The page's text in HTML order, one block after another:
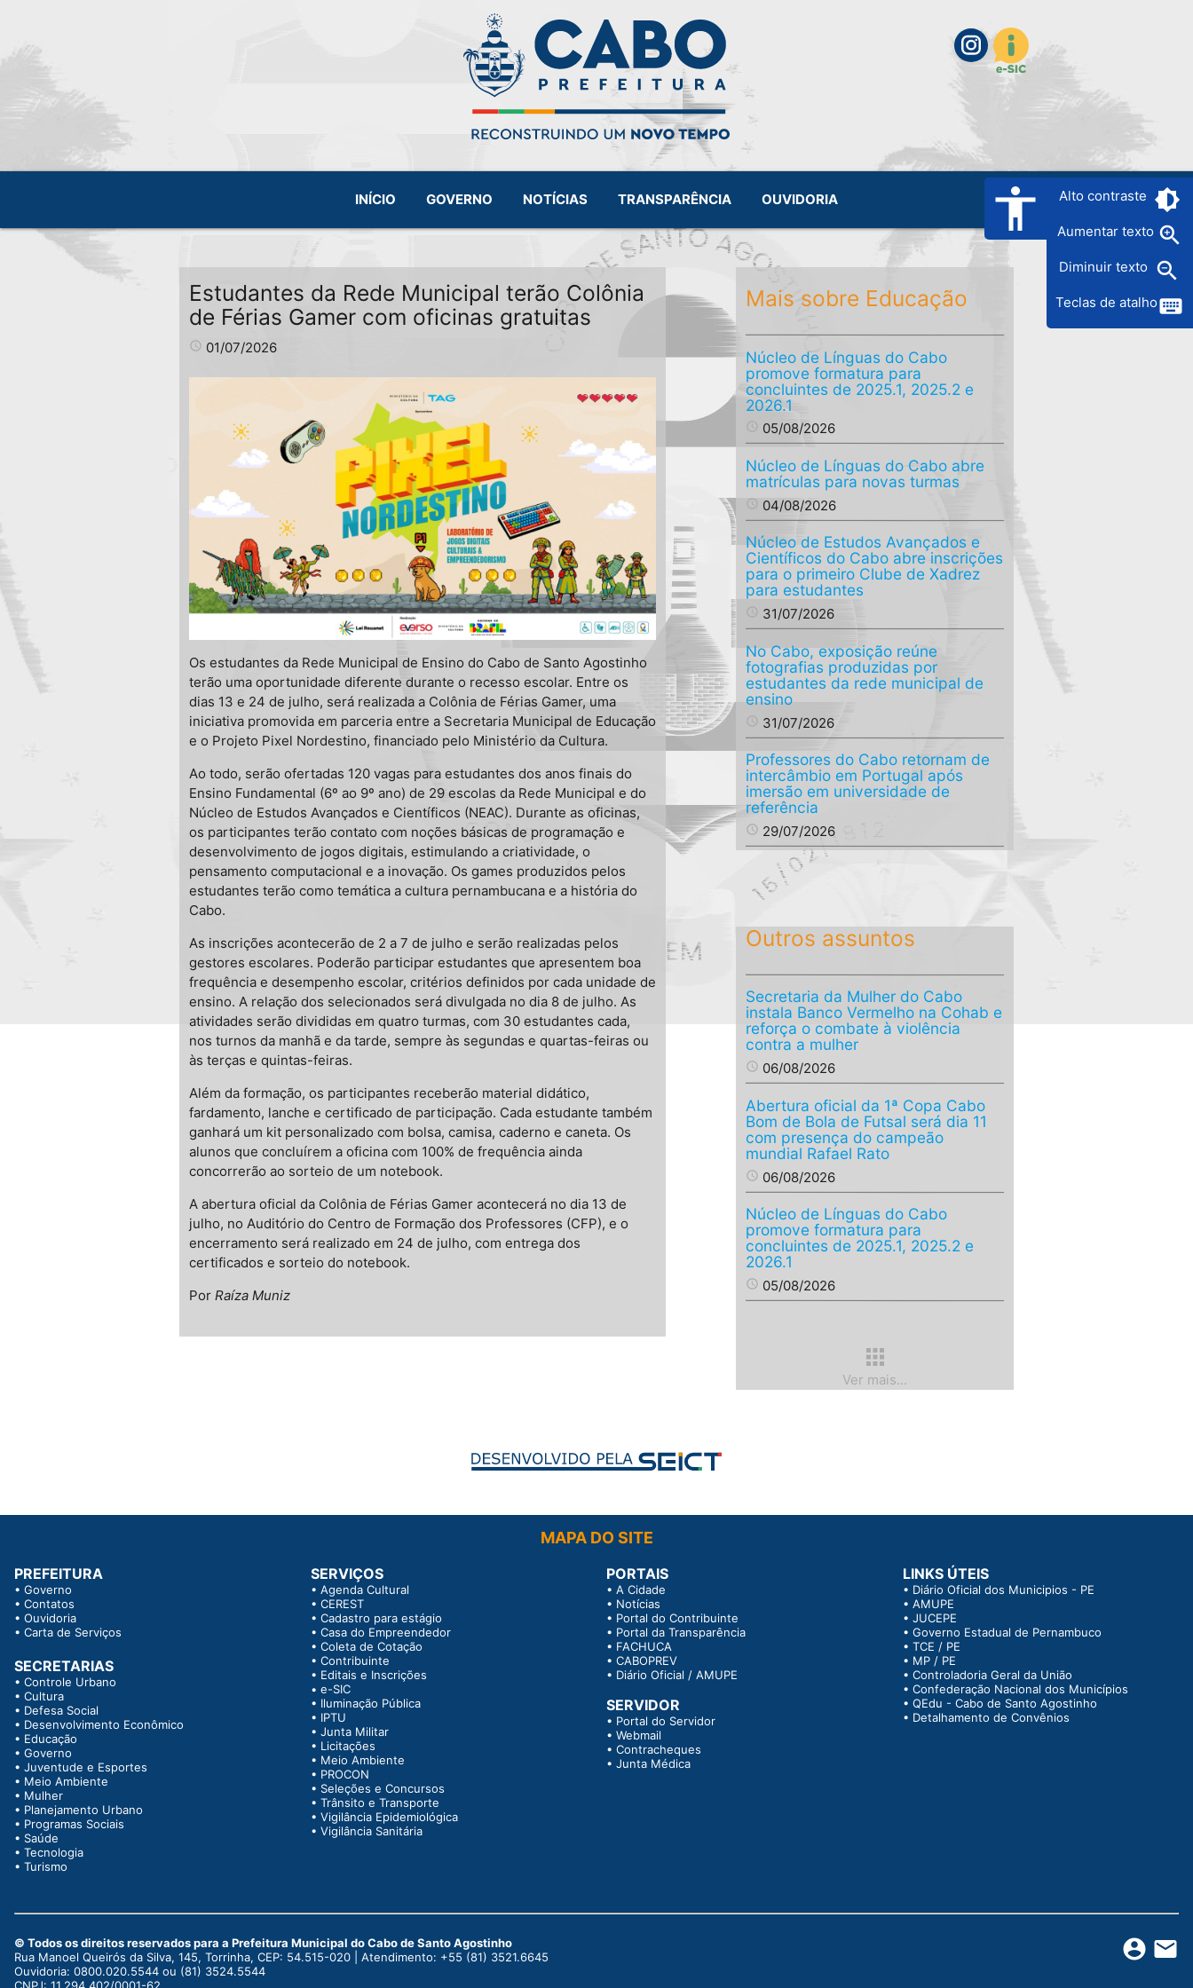
accessibility Alto contraste brightness_6
Aumentar texto zoom_in
Diminuir texto zoom_out
Teclas de atalhokeyboard
INÍCIO GOVERNO NOTÍCIAS TRANSPARÊNCIA OUVIDORIA
Estudantes da Rede Municipal terão Colônia
de Férias Gamer com oficinas gratuitas
access_time 01/07/2026
Os estudantes da Rede Municipal de Ensino do Cabo de Santo Agostinho
terão uma oportunidade diferente durante o recesso escolar. Entre os
dias 13 e 24 de julho, será realizada a Colônia de Férias Gamer, uma
iniciativa promovida em parceria entre a Secretaria Municipal de Educação
e o Projeto Pixel Nordestino, financiado pelo Ministério da Cultura.
Ao todo, serão ofertadas 120 vagas para estudantes dos anos finais do
Ensino Fundamental (6º ao 9º ano) de 29 escolas da Rede Municipal e do
Núcleo de Estudos Avançados e Científicos (NEAC). Durante as oficinas,
os participantes terão contato com noções básicas de programação e
desenvolvimento de jogos digitais, estimulando a criatividade, o
pensamento computacional e a inovação. Os games produzidos pelos
estudantes terão como temática a cultura pernambucana e a história do
Cabo.
As inscrições acontecerão de 2 a 7 de julho e serão realizadas pelos
gestores escolares. Poderão participar estudantes que apresentem boa
frequência e desempenho escolar, critérios definidos por cada unidade de
ensino. A relação dos selecionados será divulgada no dia 8 de julho. As
atividades serão divididas em quatro turmas, com 30 estudantes cada,
nos turnos da manhã e da tarde, sempre às segundas e quartas-feiras ou
às terças e quintas-feiras.
Além da formação, os participantes receberão material didático,
fardamento, lanche e certificado de participação. Cada estudante também
ganhará um kit personalizado com bolsa, camisa, caderno e caneta. Os
alunos que concluírem a oficina com 100% de frequência ainda
concorrerão ao sorteio de um notebook.
A abertura oficial da Colônia de Férias Gamer acontecerá no dia 13 de
julho, no Auditório do Centro de Formação dos Professores (CFP), e o
encerramento será realizado em 24 de julho, com entrega dos
certificados e sorteio do notebook.
Por Raíza Muniz
Mais sobre Educação
Núcleo de Línguas do Cabo
promove formatura para
concluintes de 2025.1, 2025.2 e
2026.1
access_time 05/08/2026
Núcleo de Línguas do Cabo abre
matrículas para novas turmas
access_time 04/08/2026
Núcleo de Estudos Avançados e
Científicos do Cabo abre inscrições
para o primeiro Clube de Xadrez
para estudantes
access_time 31/07/2026
No Cabo, exposição reúne
fotografias produzidas por
estudantes da rede municipal de
ensino
access_time 31/07/2026
Professores do Cabo retornam de
intercâmbio em Portugal após
imersão em universidade de
referência
access_time 29/07/2026
Outros assuntos
Secretaria da Mulher do Cabo
instala Banco Vermelho na Cohab e
reforça o combate à violência
contra a mulher
access_time 06/08/2026
Abertura oficial da 1ª Copa Cabo
Bom de Bola de Futsal será dia 11
com presença do campeão
mundial Rafael Rato
access_time 06/08/2026
Núcleo de Línguas do Cabo
promove formatura para
concluintes de 2025.1, 2025.2 e
2026.1
access_time 05/08/2026
apps
Ver mais...
MAPA DO SITE
PREFEITURA
•Governo
•Contatos
•Ouvidoria
•Carta de Serviços
SECRETARIAS
•Controle Urbano
•Cultura
• Defesa Social
• Desenvolvimento Econômico
• Educação
•Governo
•Juventude e Esportes
• Meio Ambiente
• Mulher
• Planejamento Urbano
• Programas Sociais
• Saúde
•Tecnologia
•Turismo
SERVIÇOS
• Agenda Cultural
• CEREST
• Cadastro para estágio
• Casa do Empreendedor
• Coleta de Cotação
• Contribuinte
• Editais e Inscrições
• e-SIC
• Iluminação Pública
• IPTU
• Junta Militar
• Licitações
• Meio Ambiente
• PROCON
• Seleções e Concursos
• Trânsito e Transporte
• Vigilância Epidemiológica
• Vigilância Sanitária
PORTAIS
•A Cidade
• Notícias
• Portal do Contribuinte
• Portal da Transparência
• FACHUCA
•CABOPREV
• Diário Oficial / AMUPE
SERVIDOR
• Portal do Servidor
•Webmail
•Contracheques
•Junta Médica
LINKS ÚTEIS
• Diário Oficial dos Municipios - PE
• AMUPE
• JUCEPE
• Governo Estadual de Pernambuco
• TCE / PE
• MP / PE
• Controladoria Geral da União
• Confederação Nacional dos Municípios
• QEdu - Cabo de Santo Agostinho
• Detalhamento de Convênios
© Todos os direitos reservados para a Prefeitura Municipal do Cabo de Santo Agostinho
Rua Manoel Queirós da Silva, 145, Torrinha, CEP: 54.515-020 | Atendimento: +55 (81) 3521.6645
Ouvidoria: 0800.020.5544 ou (81) 3524.5544
CNPJ: 11.294.402/0001-62
account_circle email